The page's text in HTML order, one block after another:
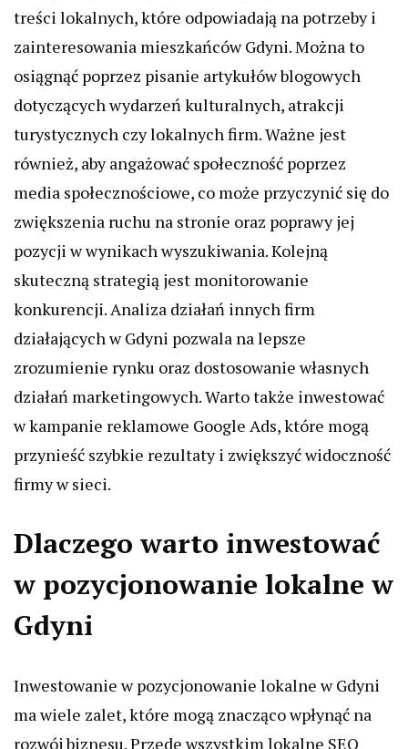
treści lokalnych, które odpowiadają na potrzeby i
zainteresowania mieszkańców Gdyni. Można to
osiągnąć poprzez pisanie artykułów blogowych
dotyczących wydarzeń kulturalnych, atrakcji
turystycznych czy lokalnych firm. Ważne jest
również, aby angażować społeczność poprzez
media społecznościowe, co może przyczynić się do
zwiększenia ruchu na stronie oraz poprawy jej
pozycji w wynikach wyszukiwania. Kolejną
skuteczną strategią jest monitorowanie
konkurencji. Analiza działań innych firm
działających w Gdyni pozwala na lepsze
zrozumienie rynku oraz dostosowanie własnych
działań marketingowych. Warto także inwestować
w kampanie reklamowe Google Ads, które mogą
przynieść szybkie rezultaty i zwiększyć widoczność
firmy w sieci.
Dlaczego warto inwestować
w pozycjonowanie lokalne w
Gdyni
Inwestowanie w pozycjonowanie lokalne w Gdyni
ma wiele zalet, które mogą znacząco wpłynąć na
rozwój biznesu. Przede wszystkim lokalne SEO